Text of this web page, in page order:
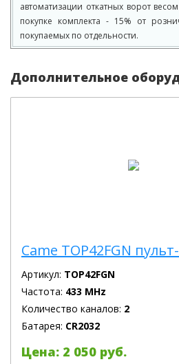
автоматизации откатных ворот
покупке комплекта - 15% от
покупаемых по отдельности.
Дополнительное
Came TOP42FGN
Артикул: TOP42FGN
Частота: 433 MHz
Количество каналов: 2
Батарея: CR2032
Цена: 2 050 руб.